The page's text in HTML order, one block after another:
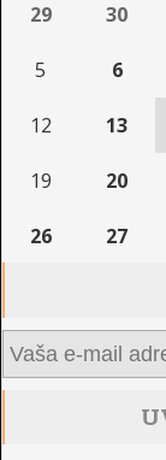
29 30
5 6
12 13
19 20
26 27